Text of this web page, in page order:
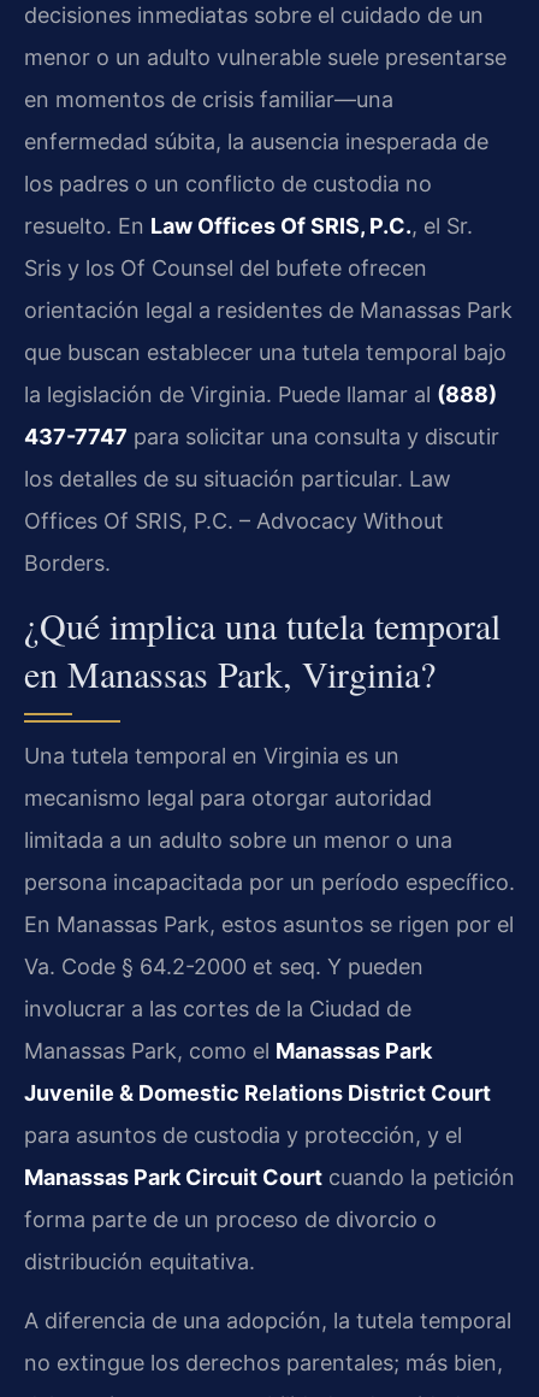
decisiones inmediatas sobre el cuidado de un
menor o un adulto vulnerable suele presentarse
en momentos de crisis familiar—una
enfermedad súbita, la ausencia inesperada de
los padres o un conflicto de custodia no
resuelto. En Law Offices Of SRIS, P.C., el Sr.
Sris y los Of Counsel del bufete ofrecen
orientación legal a residentes de Manassas Park
que buscan establecer una tutela temporal bajo
la legislación de Virginia. Puede llamar al (888)
437-7747 para solicitar una consulta y discutir
los detalles de su situación particular. Law
Offices Of SRIS, P.C. – Advocacy Without
Borders.
¿Qué implica una tutela temporal
en Manassas Park, Virginia?
Una tutela temporal en Virginia es un
mecanismo legal para otorgar autoridad
limitada a un adulto sobre un menor o una
persona incapacitada por un período específico.
En Manassas Park, estos asuntos se rigen por el
Va. Code § 64.2-2000 et seq. Y pueden
involucrar a las cortes de la Ciudad de
Manassas Park, como el Manassas Park
Juvenile & Domestic Relations District Court
para asuntos de custodia y protección, y el
Manassas Park Circuit Court cuando la petición
forma parte de un proceso de divorcio o
distribución equitativa.
A diferencia de una adopción, la tutela temporal
no extingue los derechos parentales; más bien,